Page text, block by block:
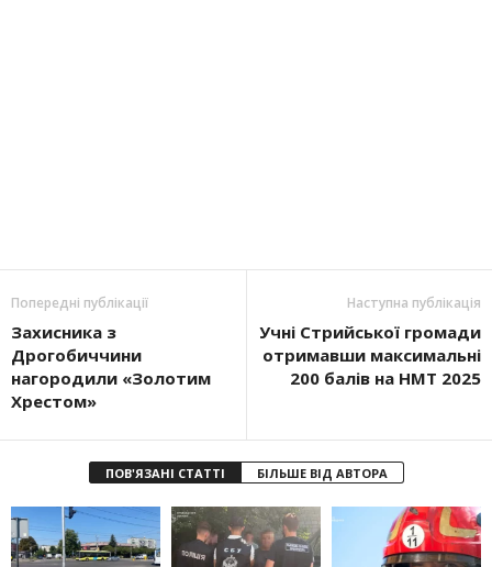
Попередні публікації
Захисника з
Дрогобиччини
нагородили «Золотим
Хрестом»
Наступна публікація
Учні Стрийської громади
отримавши максимальні
200 балів на НМТ 2025
ПОВ'ЯЗАНІ СТАТТІ БІЛЬШЕ ВІД АВТОРА